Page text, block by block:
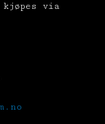
kjøpes via